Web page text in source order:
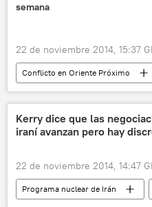
semana
22 de noviembre 2014, 15:37
Conflicto en Oriente Próximo
noticias
Kerry dice que las
iraní avanzan pero hay
22 de noviembre 2014, 14:47
Programa nuclear de Irán